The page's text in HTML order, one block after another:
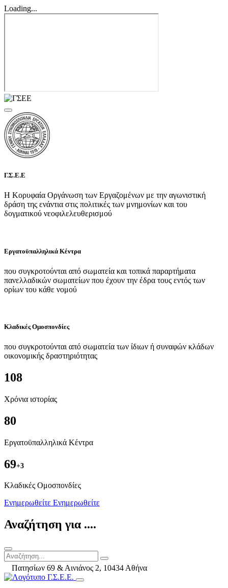
Loading...
Γ.Σ.Ε.Ε
Η Κορυφαία Οργάνωση των Εργαζομένων με την αγωνιστική
δράση της ενάντια στις πολιτικές των μνημονίων και του
δογματικού νεοφιλελευθερισμού
Εργατοϋπαλληλικά Κέντρα
που συγκροτούνται από σωματεία και τοπικά παραρτήματα
πανελλαδικών σωματείων που έχουν την έδρα τους εντός των
ορίων του κάθε νομού
Κλαδικές Ομοσπονδίες
που συγκροτούνται από σωματεία των ίδιων ή συναφών κλάδων
οικονομικής δραστηριότητας
108
Χρόνια ιστορίας
80
Εργατοϋπαλληλικά Κέντρα
69+3
Kλαδικές Ομοσπονδίες
Ενημερωθείτε Ενημερωθείτε
Αναζήτηση για ....
Πατησίων 69 & Αινιάνος 2, 10434 Αθήνα